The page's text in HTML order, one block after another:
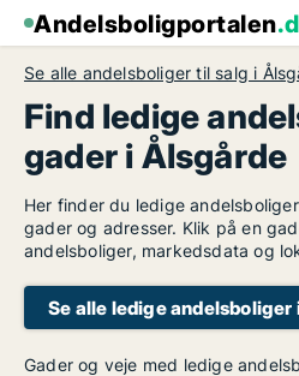
Andelsboligportalen
Se alle andelsboliger til salg i
Find ledige
gader i Ålsgårde
Her finder du ledige
gader og adresser. Klik på en
andelsboliger, markedsdata og
Se alle ledige andelsboliger
Gader og veje med ledige